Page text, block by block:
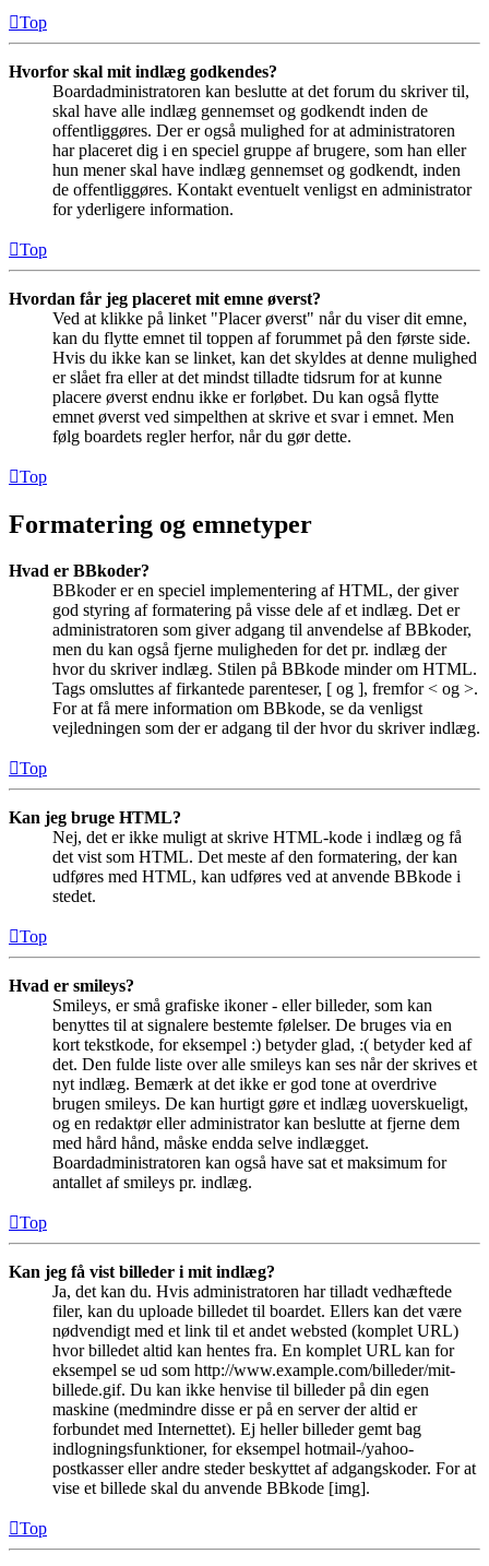
Top
Hvorfor skal mit indlæg godkendes?
Boardadministratoren kan beslutte at det forum du skriver til,
skal have alle indlæg gennemset og godkendt inden de
offentliggøres. Der er også mulighed for at administratoren
har placeret dig i en speciel gruppe af brugere, som han eller
hun mener skal have indlæg gennemset og godkendt, inden
de offentliggøres. Kontakt eventuelt venligst en administrator
for yderligere information.
Top
Hvordan får jeg placeret mit emne øverst?
Ved at klikke på linket "Placer øverst" når du viser dit emne,
kan du flytte emnet til toppen af forummet på den første side.
Hvis du ikke kan se linket, kan det skyldes at denne mulighed
er slået fra eller at det mindst tilladte tidsrum for at kunne
placere øverst endnu ikke er forløbet. Du kan også flytte
emnet øverst ved simpelthen at skrive et svar i emnet. Men
følg boardets regler herfor, når du gør dette.
Top
Formatering og emnetyper
Hvad er BBkoder?
BBkoder er en speciel implementering af HTML, der giver
god styring af formatering på visse dele af et indlæg. Det er
administratoren som giver adgang til anvendelse af BBkoder,
men du kan også fjerne muligheden for det pr. indlæg der
hvor du skriver indlæg. Stilen på BBkode minder om HTML.
Tags omsluttes af firkantede parenteser, [ og ], fremfor < og >.
For at få mere information om BBkode, se da venligst
vejledningen som der er adgang til der hvor du skriver indlæg.
Top
Kan jeg bruge HTML?
Nej, det er ikke muligt at skrive HTML-kode i indlæg og få
det vist som HTML. Det meste af den formatering, der kan
udføres med HTML, kan udføres ved at anvende BBkode i
stedet.
Top
Hvad er smileys?
Smileys, er små grafiske ikoner - eller billeder, som kan
benyttes til at signalere bestemte følelser. De bruges via en
kort tekstkode, for eksempel :) betyder glad, :( betyder ked af
det. Den fulde liste over alle smileys kan ses når der skrives et
nyt indlæg. Bemærk at det ikke er god tone at overdrive
brugen smileys. De kan hurtigt gøre et indlæg uoverskueligt,
og en redaktør eller administrator kan beslutte at fjerne dem
med hård hånd, måske endda selve indlægget.
Boardadministratoren kan også have sat et maksimum for
antallet af smileys pr. indlæg.
Top
Kan jeg få vist billeder i mit indlæg?
Ja, det kan du. Hvis administratoren har tilladt vedhæftede
filer, kan du uploade billedet til boardet. Ellers kan det være
nødvendigt med et link til et andet websted (komplet URL)
hvor billedet altid kan hentes fra. En komplet URL kan for
eksempel se ud som http://www.example.com/billeder/mit-
billede.gif. Du kan ikke henvise til billeder på din egen
maskine (medmindre disse er på en server der altid er
forbundet med Internettet). Ej heller billeder gemt bag
indlogningsfunktioner, for eksempel hotmail-/yahoo-
postkasser eller andre steder beskyttet af adgangskoder. For at
vise et billede skal du anvende BBkode [img].
Top